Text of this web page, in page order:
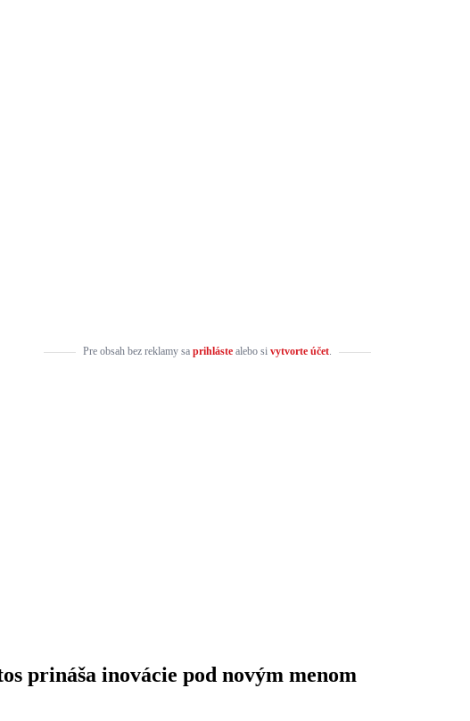
Pre obsah bez reklamy sa prihlástealebo si vytvorte účet.
prináša inovácie pod novým menom